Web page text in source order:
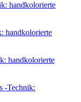
handkolorierte
handkolorierte
handkolorierte
-Technik: